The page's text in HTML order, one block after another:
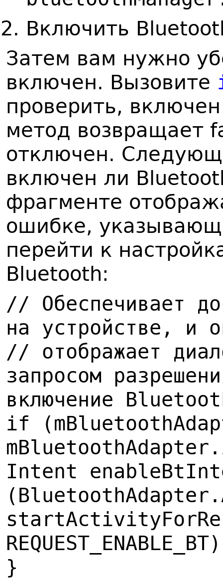
Включить
Затем вам нужно
включен. Вызовите
проверить,
метод возвращает
отключен.
включен ли
фрагменте
ошибке,
перейти к
Bluetooth:
// Обеспечивает
на устройстве, и
// отображает
запросом
включение
if
Intent
}